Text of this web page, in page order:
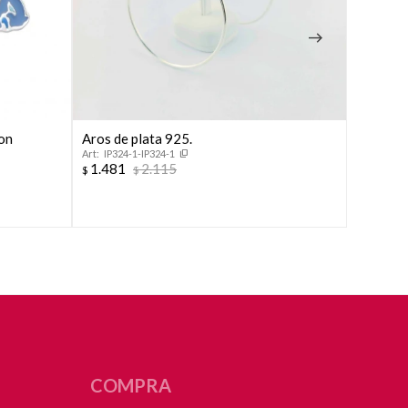
Aros de plata 925.
IP324-1-IP324-1
$ 1.481 $2.115
COMPRA